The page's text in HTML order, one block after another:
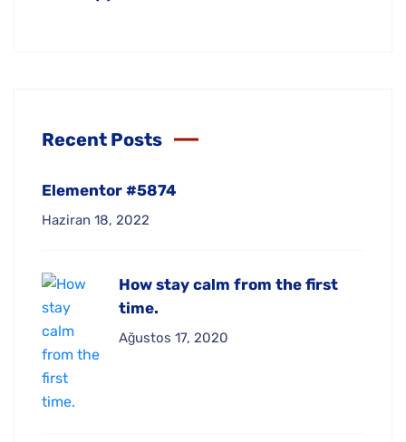
Recent Posts
Elementor #5874
Haziran 18, 2022
How stay calm from the first
time.
Ağustos 17, 2020